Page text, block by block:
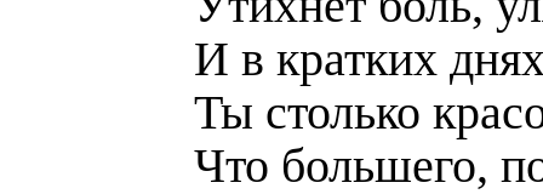
И в кратких
Ты столько
Что большего,